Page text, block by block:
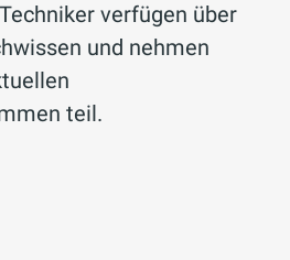
verfügen über
und nehmen
teil.